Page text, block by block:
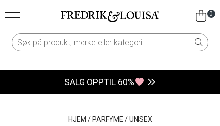
0
SALG OPPTIL 60%
HJEM / PARFYME /UNISEX